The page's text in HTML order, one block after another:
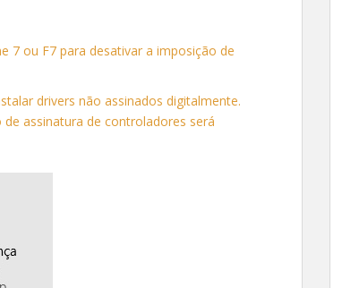
7 ou F7 para desativar a imposição de
drivers não assinados digitalmente.
assinatura de controladores será